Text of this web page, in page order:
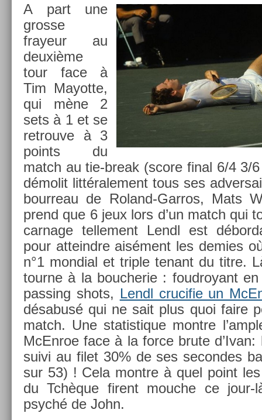
A part une
gros­se
frayeur au
deuxième
tour face à
Tim Mayot­te,
qui mène 2
sets à 1 et se
retro­uve à 3
points du
match au tie-break (score final 6/4 3/
démolit lit­térale­ment tous ses
bour­reau de Roland-Garros, Mats
prend que 6 jeux lors d’un match qui
car­nage tel­le­ment Lendl est
pour at­teindre aisément les de­m­ies
n°1 mon­di­al et tri­ple tenant du titre.
tour­ne à la bouc­herie : foud­royant
pass­ing shots, Lendl crucifie un
désabusé qui ne sait plus quoi faire
match. Une statis­tique montre
McEn­roe face à la force brute d’Ivan:
suivi au filet 30% de ses secon­des
sur 53) ! Cela montre à quel point
du Tchèque firent mouc­he ce
psyché de John.